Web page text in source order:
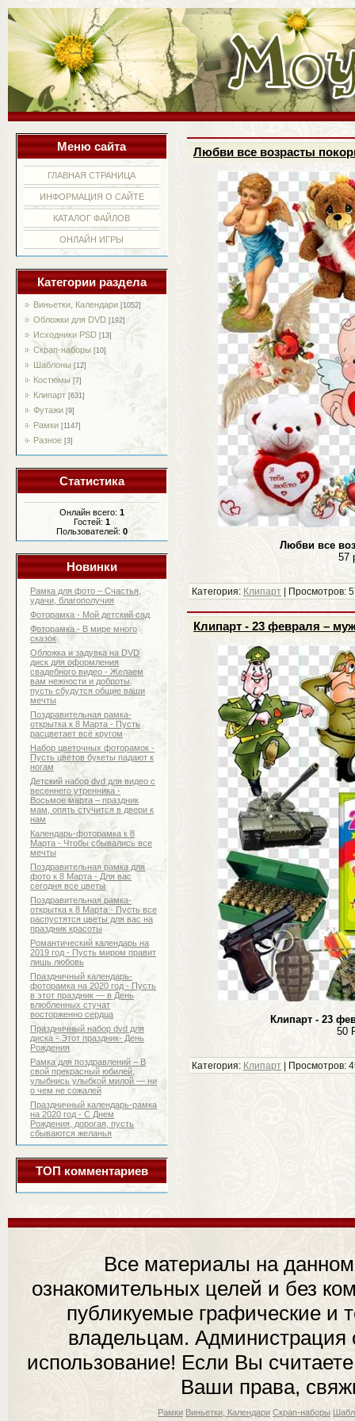
Меню сайта
ГЛАВНАЯ СТРАНИЦА
ИНФОРМАЦИЯ О САЙТЕ
КАТАЛОГ ФАЙЛОВ
ОНЛАЙН ИГРЫ
Категории раздела
Виньетки, Календари [1052]
Обложки для DVD [192]
Исходники PSD [13]
Скрап-наборы [10]
Шаблоны [12]
Костюмы [7]
Клипарт [631]
Футажи [9]
Рамки [1147]
Разное [3]
Статистика
Онлайн всего: 1
Гостей: 1
Пользователей: 0
Новинки
Рамка для фото – Счастья,
удачи, благополучия
Фоторамка - Мой детский сад
Фоторамка - В мире много
сказок
Обложка и задувка на DVD
диск для оформления
свадебного видео - Желаем
вам нежности и доброты,
пусть сбудутся общие ваши
мечты
Поздравительная рамка-
открытка к 8 Марта - Пусть
расцветает всё кругом
Набор цветочных фоторамок -
Пусть цветов букеты падают к
ногам
Детский набор dvd для видео с
весеннего утренника -
Восьмое марта – праздник
мам, опять стучится в двери к
нам
Календарь-фоторамка к 8
Марта - Чтобы сбывались все
мечты
Поздравительная рамка для
фото к 8 Марта - Для вас
сегодня все цветы
Поздравительная рамка-
открытка к 8 Марта - Пусть все
распустятся цветы для вас на
праздник красоты
Романтический календарь на
2019 год - Пусть миром правит
лишь любовь
Праздничный календарь-
фоторамка на 2020 год - Пусть
в этот праздник — в День
влюбленных стучат
восторженно сердца
Праздничный набор dvd для
диска - Этот праздник- День
Рождения
Рамка для поздравлений – В
свой прекрасный юбилей,
улыбнись улыбкой милой — ни
о чем не сожалей
Праздничный календарь-рамка
на 2020 год - С Днем
Рождения, дорогая, пусть
сбываются желанья
ТОП комментариев
Любви все возрасты
Любви все
57
Категория: Клипарт| Просмотров:
Клипарт - 23 февраля –
Клипарт - 23
50
Категория: Клипарт| Просмотров:
Все материалы на
ознакомительных целей и без
публикуемые графические и
владельцам. Администрация
использование! Если Вы
Ваши права,
Рамки Виньетки, Календари Скрап-наборы